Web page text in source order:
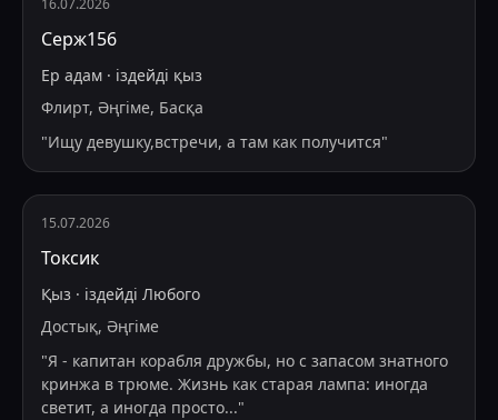
16.07.2026
Серж156
Ер адам · іздейді қыз
Флирт, Әңгіме, Басқа
"Ищу девушку,встречи, а там как получится"
15.07.2026
Токсик
Қыз · іздейді Любого
Достық, Әңгіме
"Я - капитан корабля дружбы, но с запасом знатного
кринжа в трюме. Жизнь как старая лампа: иногда
светит, а иногда просто..."